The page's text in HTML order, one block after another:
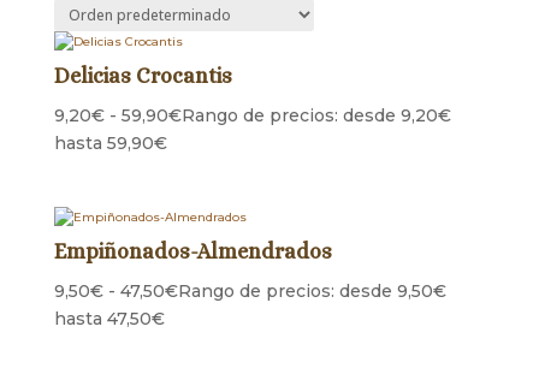
Delicias Crocantis
9,20€ - 59,90€Rango de precios: desde 9,20€
hasta 59,90€
Empiñonados-Almendrados
9,50€ - 47,50€Rango de precios: desde 9,50€
hasta 47,50€